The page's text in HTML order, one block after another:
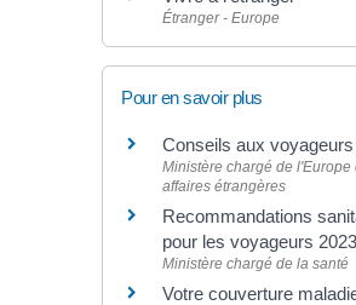
Étranger - Europe
Pour en savoir plus
Conseils aux voyageurs
Ministère chargé de l'Europe
affaires étrangères
Recommandations
pour les voyageurs 2023
Ministère chargé de la santé
Votre couverture